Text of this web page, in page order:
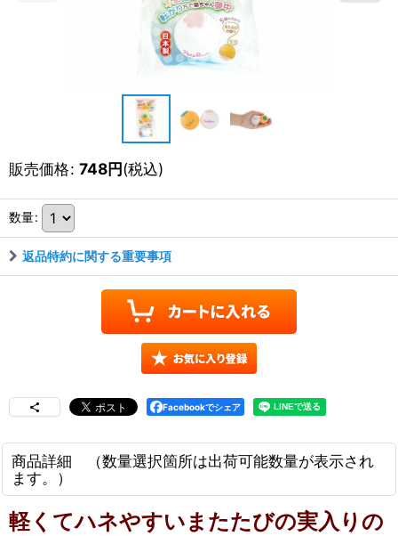
販売価格: 748円(税込)
数量:
返品特約に関する重要事項
Facebookでシェア
商品詳細 （数量選択箇所は出荷可能数量が表示され
ます。）
軽くてハネやすいまたたびの実入りの